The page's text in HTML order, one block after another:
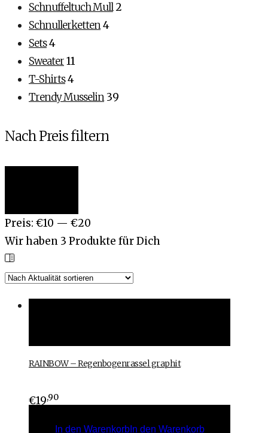
Schnuffeltuch Mull 2
Schnullerketten4
Sets4
Sweater11
T-Shirts4
Trendy Musselin39
Nach Preis filtern
Preis: €10 — €20
Wir haben3 Produkte für Dich
RAINBOW – Regenbogenrassel graphit
€19,90
In den WarenkorbIn den Warenkorb